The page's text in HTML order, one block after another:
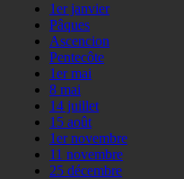
1er janvier
Pâques
Ascencion
Pentecôte
1er mai
8 mai
14 juillet
15 août
1er novembre
11 novembre
25 décembre